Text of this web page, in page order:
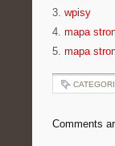
3. wpisy
4. mapa
5. mapa
Comments